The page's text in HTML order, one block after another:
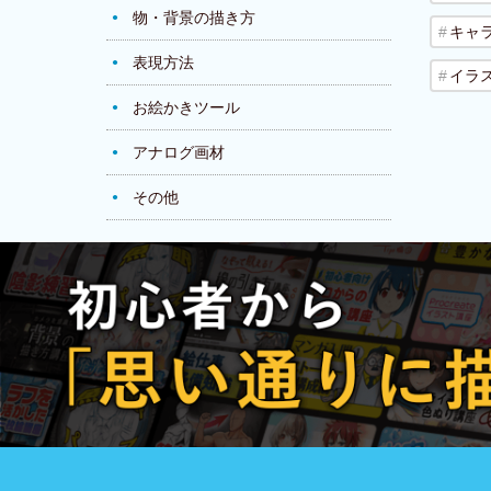
物・背景の描き方
表現方法
お絵かきツール
アナログ画材
その他
キャ
イラ